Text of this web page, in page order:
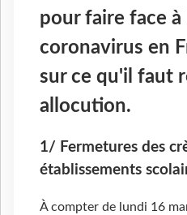
pour faire face
coronavirus en
sur ce qu'il faut
allocution.
1/ Fermetures des
établissements
À compter de lundi 16